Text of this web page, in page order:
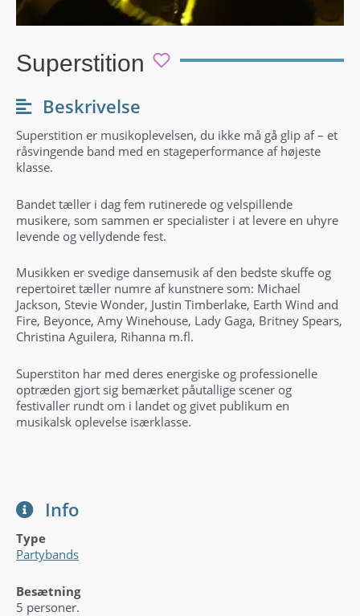
Superstition
Beskrivelse
Superstition er musikoplevelsen, du ikke må gå glip af – et
råsvingende band med en stageperformance af højeste
klasse.
Bandet tæller i dag fem rutinerede og velspillende
musikere, som sammen er specialister i at levere en uhyre
levende og vellydende fest.
Musikken er svedige dansemusik af den bedste skuffe og
repertoiret tæller numre af kunstnere som: Michael
Jackson, Stevie Wonder, Justin Timberlake, Earth Wind and
Fire, Beyonce, Amy Winehouse, Lady Gaga, Britney Spears,
Christina Aguilera, Rihanna m.fl.
Superstiton har med deres energiske og professionelle
optræden gjort sig bemærket påutallige scener og
festivaller rundt om i landet og givet publikum en
musikalsk oplevelse isærklasse.
Info
Type
Partybands
Besætning
5 personer.